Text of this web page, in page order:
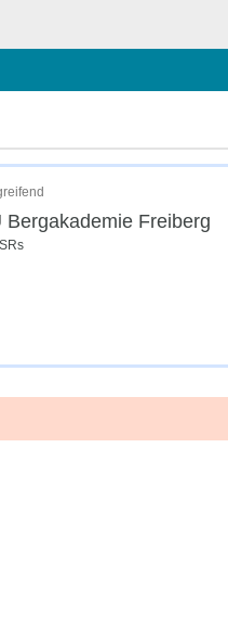
schließen
Freiberg